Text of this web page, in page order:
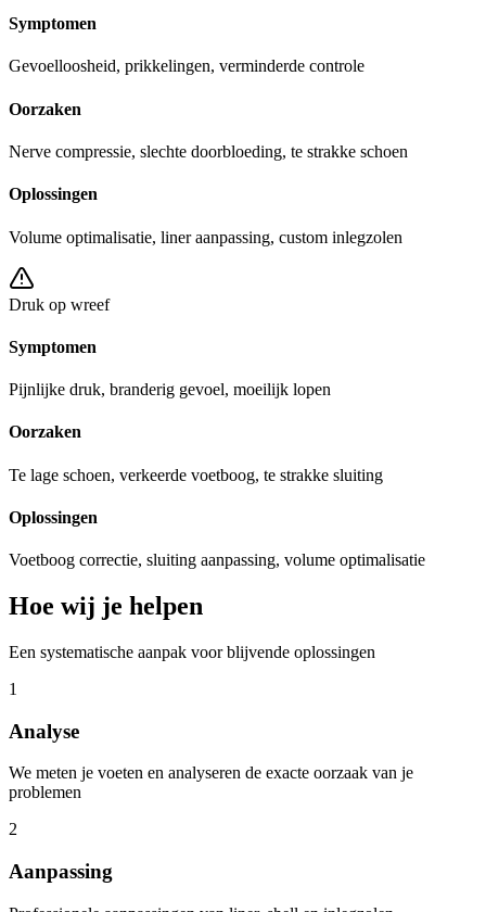
Symptomen
Gevoelloosheid, prikkelingen, verminderde controle
Oorzaken
Nerve compressie, slechte doorbloeding, te strakke schoen
Oplossingen
Volume optimalisatie, liner aanpassing, custom inlegzolen
Druk op wreef
Symptomen
Pijnlijke druk, branderig gevoel, moeilijk lopen
Oorzaken
Te lage schoen, verkeerde voetboog, te strakke sluiting
Oplossingen
Voetboog correctie, sluiting aanpassing, volume optimalisatie
Hoe wij je helpen
Een systematische aanpak voor blijvende oplossingen
1
Analyse
We meten je voeten en analyseren de exacte oorzaak van je
problemen
2
Aanpassing